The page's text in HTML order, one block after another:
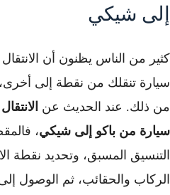
إلى شيكي
كثير من الناس يظنون أن
سيارة تنقلك من نقطة إلى
من ذلك. عند الحديث عن
سيارة من باكو إلى شيكي،
التنسيق المسبق، وتحديد نقطة
الركاب والحقائب، ثم الوصول